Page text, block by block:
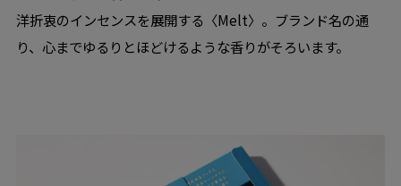
洋折衷のインセンスを展開する〈Melt〉。ブランド名の通
り、心までゆるりとほどけるような香りがそろいます。